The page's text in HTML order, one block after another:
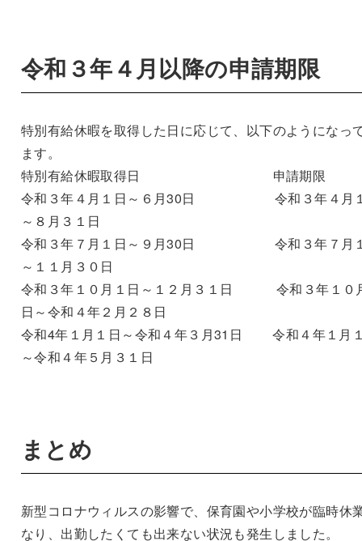
令和３年４月以降の申請期限
特別有給休暇を取得した日に応じて、以下のようになっ
ます。
特別有給休暇取得日 申請期限
令和３年４月１日～６月30日 令和３年４月
～８月３１日
令和３年７月１日～９月30日 令和３年７月
～１１月３０日
令和３年１０月１日～１２月３１日 令和３年１０
日～令和４年２月２８日
令和4年１月１日～令和４年３月31日 令和４年１月
～令和４年５月３１日
まとめ
新型コロナウィルスの影響で、保育園や小学校が臨時休
なり、出勤したくても出来ない状況も発生しました。